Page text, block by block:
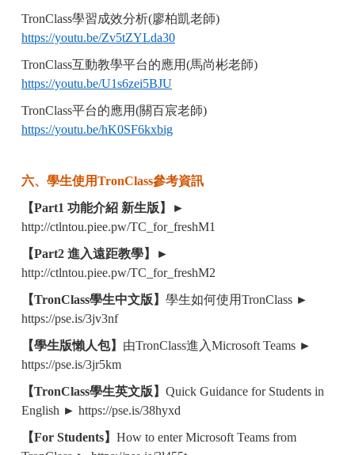
TronClass學習成效分析(廖柏凱老師)
https://youtu.be/Zv5tZYLda30
TronClass互動教學平台的應用(馬尚彬老師)
https://youtu.be/U1s6zei5BJU
TronClass平台的應用(關百宸老師)
https://youtu.be/hK0SF6kxbig
六、學生使用TronClass參考資訊
【Part1 功能介紹 新生版】
►
http://ctlntou.piee.pw/TC_for_freshM1
【Part2 進入遠距教學】
►
http://ctlntou.piee.pw/TC_for_freshM2
【TronClass學生中文版】 學生如何使用TronClass ►
https://pse.is/3jv3nf
【學生版懶人包】 由TronClass進入Microsoft Teams ►
https://pse.is/3jr5km
【TronClass學生英文版】 Quick Guidance for Students in
English ► https://pse.is/38hyxd
【For Students】 How to enter Microsoft Teams from